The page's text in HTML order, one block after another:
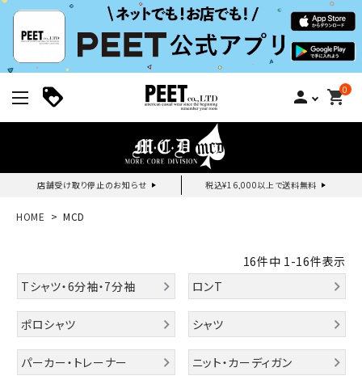
person 0
shopping_cart
店舗受け取り停止のお知らせ 税込¥16,000以上で送料無料
新規会員登録｜ログイン
search
HOME MCD
16件中 1-16件表示
Tシャツ・6分袖・7分袖
ロンT
ポロシャツ シャツ
パーカー・トレーナー ニット・カーディガン